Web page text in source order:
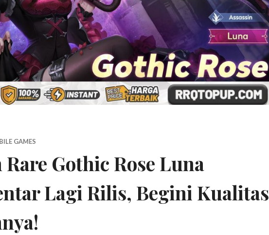
GAMES
Rare Gothic Rose Luna
Lagi Rilis, Begini Kualitas